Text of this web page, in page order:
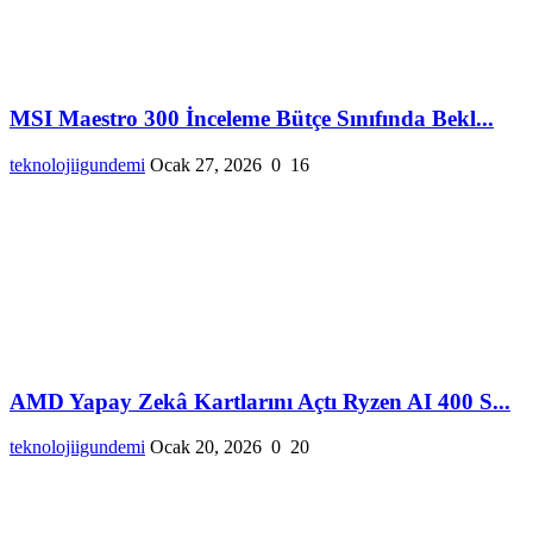
MSI Maestro 300 İnceleme Bütçe Sınıfında Bekl...
teknolojiigundemi Ocak 27, 2026 0 16
AMD Yapay Zekâ Kartlarını Açtı Ryzen AI 400 S...
teknolojiigundemi Ocak 20, 2026 0 20